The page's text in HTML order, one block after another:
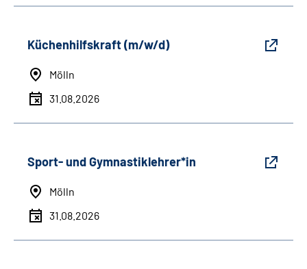
Küchenhilfskraft (m/w/d)
Mölln
31.08.2026
Sport- und Gymnastiklehrer*in
Mölln
31.08.2026